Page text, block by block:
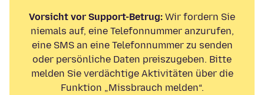
Vorsicht vor Support-Betrug: Wir fordern Sie
niemals auf, eine Telefonnummer anzurufen,
eine SMS an eine Telefonnummer zu senden
oder persönliche Daten preiszugeben. Bitte
melden Sie verdächtige Aktivitäten über die
Funktion „Missbrauch melden“.